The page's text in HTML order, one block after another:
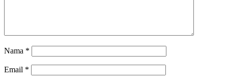
Nama *
Email *